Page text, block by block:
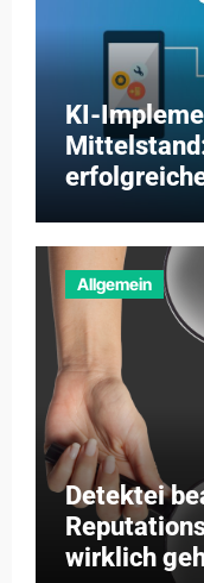
KI-
Allgemein
Detektei
wirklich